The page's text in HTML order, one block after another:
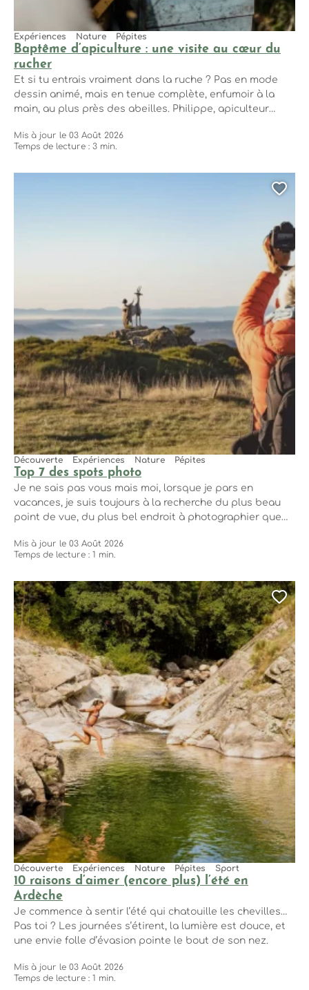
Baptême d’apiculture : une visite au cœur du
rucher
Expériences Nature Pépites
Et si tu entrais vraiment dans la ruche ? Pas en mode
dessin animé, mais en tenue complète, enfumoir à la
main, au plus près des abeilles. Philippe, apiculteur
vivante, un brin bourdonnante. Tu ouvres les ruches, tu
observes, tu comprends, tu goûtes. Et tu ressors de là
Mis à jour le 03 Août 2026
Temps de lecture : 3 min.
Top 7 des spots photo
Découverte Expériences Nature Pépites
Je ne sais pas vous mais moi, lorsque je pars en
vacances, je suis toujours à la recherche du plus beau
point de vue, du plus bel endroit à photographier que
J’emporte avec moi de superbes souvenirs que je peux
partager avec mes proches… Bien sûr,...
Mis à jour le 03 Août 2026
Temps de lecture : 1 min.
10 raisons d’aimer (encore plus) l’été en
Ardèche
Découverte Expériences Nature Pépites Sport
Je commence à sentir l’été qui chatouille les chevilles…
Pas toi ? Les journées s’étirent, la lumière est douce, et
une envie folle d’évasion pointe le bout de son nez.
Mis à jour le 03 Août 2026
Temps de lecture : 1 min.